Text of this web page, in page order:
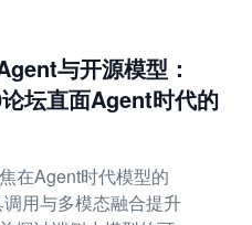
与开源模型：
坛直面Agent时代的
在Agent时代模型的
用与多模态融合提升